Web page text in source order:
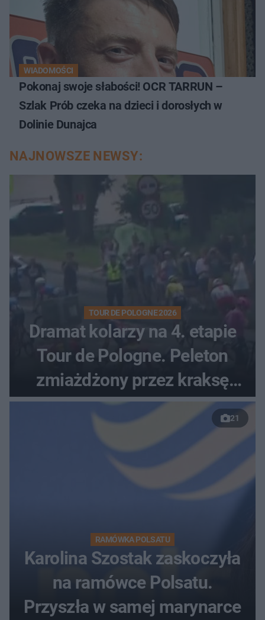
WIADOMOŚCI
Pokonaj swoje słabości! OCR TARRUN –
Szlak Prób czeka na dzieci i dorosłych w
Dolinie Dunajca
NAJNOWSZE NEWSY:
TOUR DE POLOGNE 2026
Dramat kolarzy na 4. etapie
Tour de Pologne. Peleton
zmiażdżony przez kraksę
przed Karpaczem
21
RAMÓWKA POLSATU
Karolina Szostak zaskoczyła
na ramówce Polsatu.
Przyszła w samej marynarce